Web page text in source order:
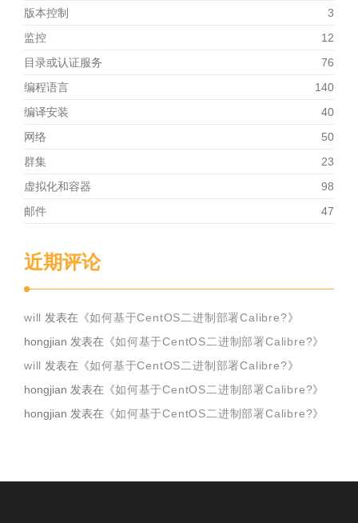
版本控制
3
监控
12
目录或认证服务
76
编程语言
140
编译安装
40
网络
50
群集
23
虚拟化和容器
98
邮件
47
近期评论
will 发表在《如何基于CentOS二进制部署Calibre?》
hongjian 发表在《如何基于CentOS二进制部署Calibre?》
will 发表在《如何基于CentOS二进制部署Calibre?》
hongjian 发表在《如何基于CentOS二进制部署Calibre?》
hongjian 发表在《如何基于CentOS二进制部署Calibre?》